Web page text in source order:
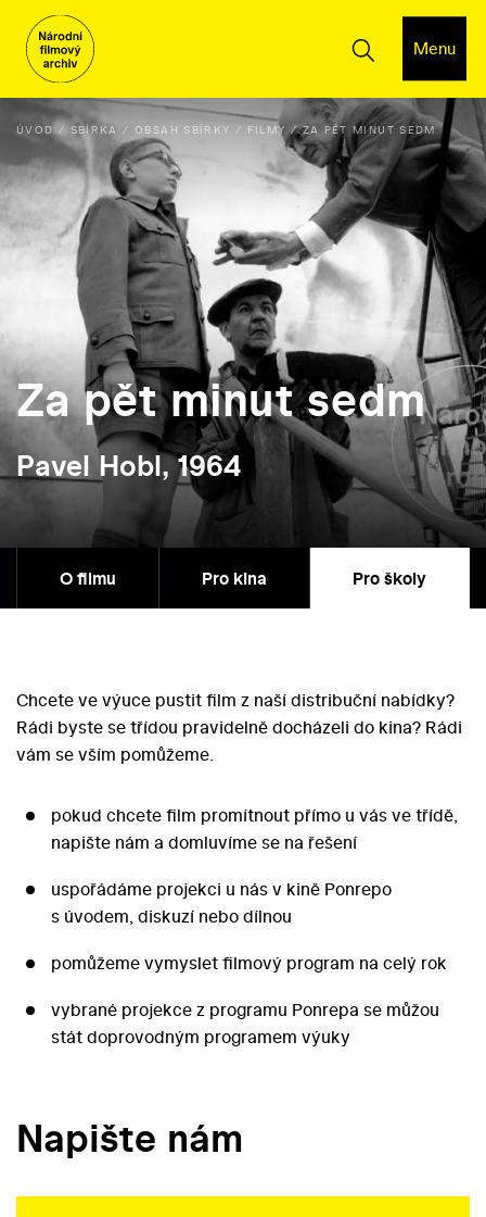
Menu
ÚVOD SBÍRKA OBSAH SBÍRKY FILMY ZA PĚT MINUT SEDM
Za pět minut sedm
Pavel Hobl, 1964
O filmu Pro kina Pro školy
Chcete ve výuce pustit film z naší distribuční nabídky?
Rádi byste se třídou pravidelně docházeli do kina? Rádi
vám se vším pomůžeme.
pokud chcete film promítnout přímo u vás ve třídě,
napište nám a domluvíme se na řešení
uspořádáme projekci u nás v kině Ponrepo
s úvodem, diskuzí nebo dílnou
pomůžeme vymyslet filmový program na celý rok
vybrané projekce z programu Ponrepa se můžou
stát doprovodným programem výuky
Napište nám